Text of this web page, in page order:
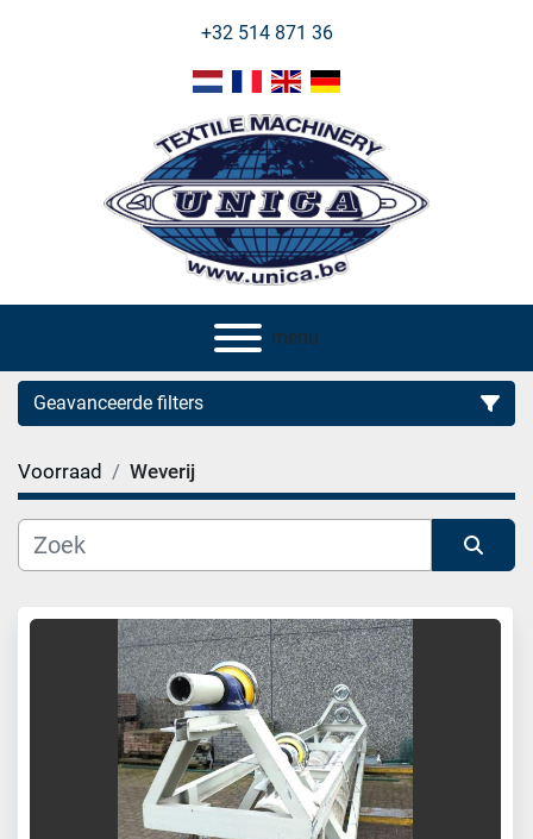
+32 514 871 36
menu
Geavanceerde filters
Categorie
Fabrikant
Voorraad Weverij